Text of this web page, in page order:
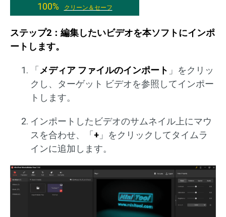
100%
クリーン＆セーフ
ステップ2：編集したいビデオを本ソフトにインポ
ートします。
「 メディア ファイルのインポート 」をクリッ
クし、ターゲット ビデオを参照してインポー
トします。
インポートしたビデオのサムネイル上にマウ
スを合わせ、「 + 」をクリックしてタイムラ
インに追加します。